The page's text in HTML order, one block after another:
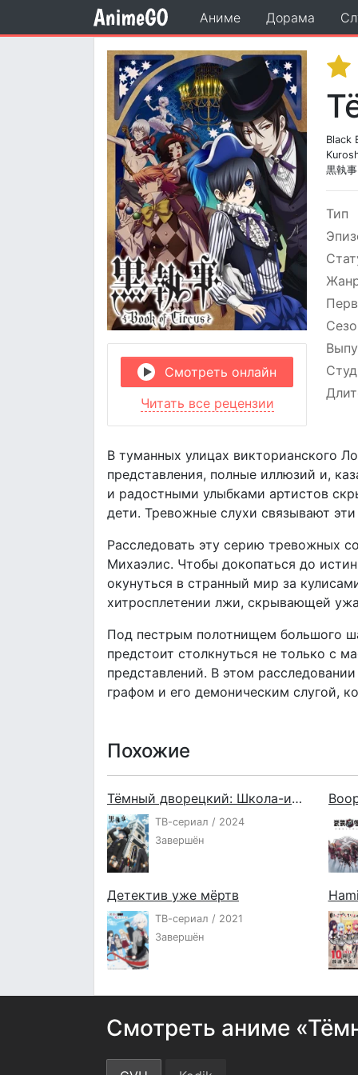
Аниме Дорама
Смотреть онлайн
Читать все рецензии
Black
黒執
Тип
В туманных улицах викторианского
представления, полные иллюзий и,
и радостными улыбками артистов
дети. Тревожные слухи связывают
Расследовать эту серию тревожных
Михаэлис. Чтобы докопаться до
окунуться в странный мир за
хитросплетении лжи, скрывающей
Под пестрым полотнищем большого
предстоит столкнуться не только с
представлений. В этом
графом и его демоническим слугой,
Похожие
Тёмный дворецкий: Школа-интернат
ТВ-сериал / 2024
Завершён
Детектив уже мёртв
ТВ-сериал / 2021
Завершён
Смотреть аниме